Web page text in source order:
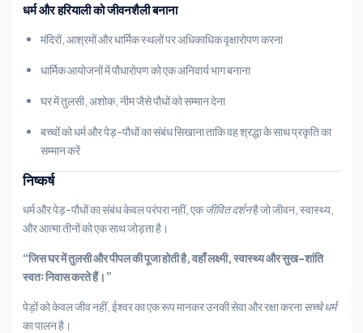
धर्म और हरियाली को जीवनशैली बनाना
मंदिरों, आश्रमों और धार्मिक स्थलों पर अधिकाधिक वृक्षारोपण करना
धार्मिक आयोजनों में पौधारोपण को एक अनिवार्य भाग बनाना
घर में तुलसी, अशोक, नीम जैसे पौधों को सम्मान देना
बच्चों को धर्म और पेड़-पौधों का संबंध सिखाना ताकि वह श्रद्धा के साथ प्रकृति का
सम्मान करें
निष्कर्ष
धर्म और पेड़-पौधों का संबंध केवल परंपरा नहीं, एकजीवित दर्शनहै जो जीवन, स्वास्थ्य,
और आत्मा तीनों को एक साथ जोड़ता है।
“जिस घर में तुलसी और पीपल की पूजा होती है, वहाँ लक्ष्मी, स्वास्थ्य और सुख-शांति
स्वतः निवास करते हैं।”
पेड़ों को केवल जीव नहीं, ईश्वर का एक रूप मानकर उनकी सेवा और रक्षा करनासच्चे धर्म
का पालन है।